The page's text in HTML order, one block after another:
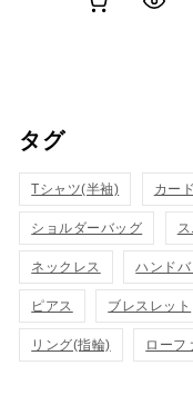
タグ
Tシャツ(半袖) カー
ショルダーバッグ
ネックレス ハンド
ピアス ブレスレット
リング(指輪) ローフ